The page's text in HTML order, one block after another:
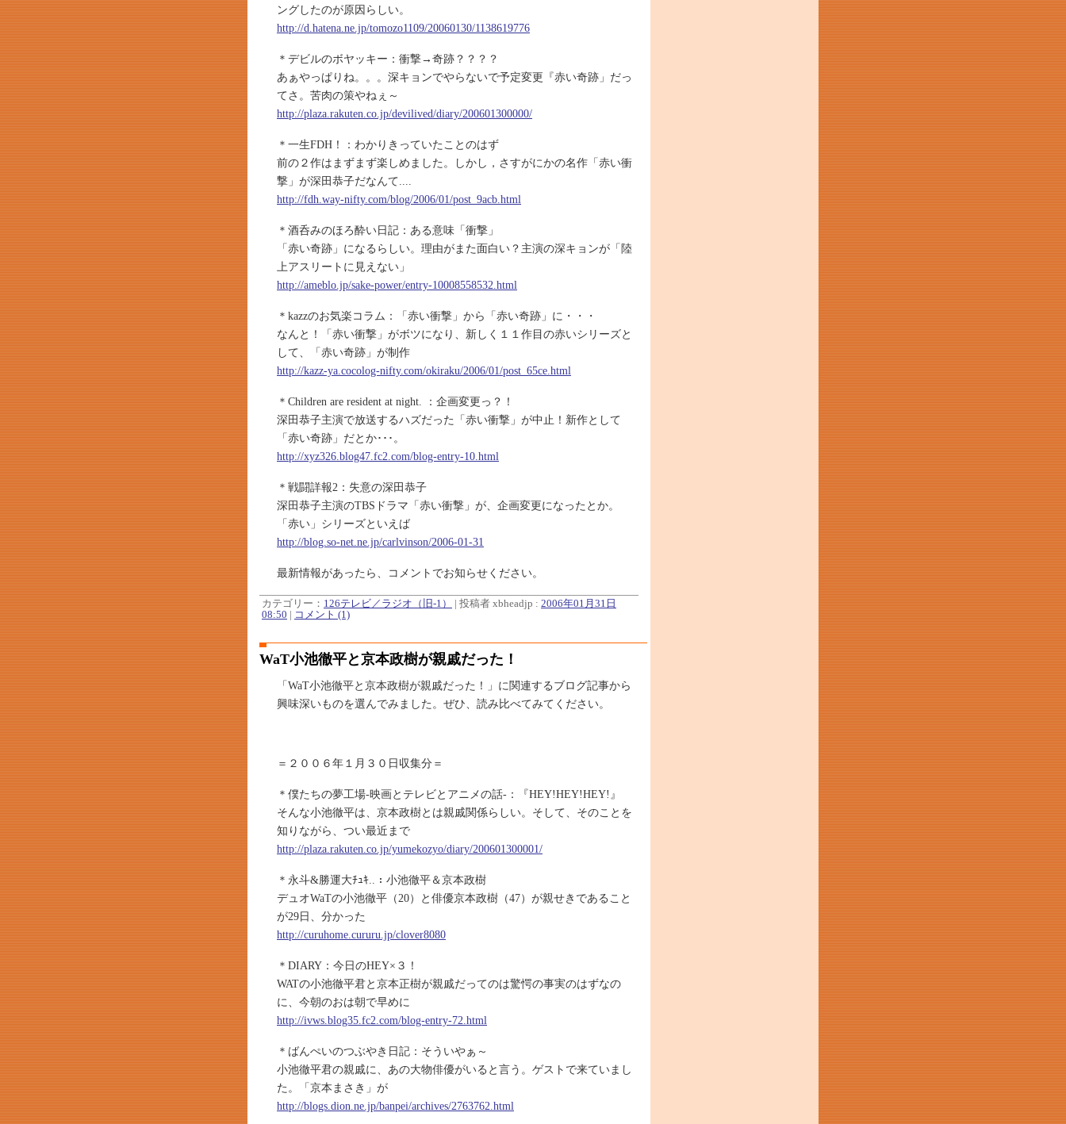
ングしたのが原因らしい。
http://d.hatena.ne.jp/tomozo1109/20060130/1138619776
＊デビルのボヤッキー：衝撃→奇跡？？？？
あぁやっぱりね。。。深キョンでやらないで予定変更『赤い奇跡」だっ
てさ。苦肉の策やねぇ～
http://plaza.rakuten.co.jp/devilived/diary/200601300000/
＊一生FDH！：わかりきっていたことのはず
前の２作はまずまず楽しめました。しかし，さすがにかの名作「赤い衝
撃」が深田恭子だなんて....
http://fdh.way-nifty.com/blog/2006/01/post_9acb.html
＊酒呑みのほろ酔い日記：ある意味「衝撃」
「赤い奇跡」になるらしい。理由がまた面白い？主演の深キョンが「陸
上アスリートに見えない」
http://ameblo.jp/sake-power/entry-10008558532.html
＊kazzのお気楽コラム：「赤い衝撃」から「赤い奇跡」に・・・
なんと！「赤い衝撃」がボツになり、新しく１１作目の赤いシリーズと
して、「赤い奇跡」が制作
http://kazz-ya.cocolog-nifty.com/okiraku/2006/01/post_65ce.html
＊Children are resident at night. ：企画変更っ？！
深田恭子主演で放送するハズだった「赤い衝撃」が中止！新作として
「赤い奇跡」だとか･･･。
http://xyz326.blog47.fc2.com/blog-entry-10.html
＊戦闘詳報2：失意の深田恭子
深田恭子主演のTBSドラマ「赤い衝撃」が、企画変更になったとか。
「赤い」シリーズといえば
http://blog.so-net.ne.jp/carlvinson/2006-01-31
最新情報があったら、コメントでお知らせください。
カテゴリー： 126テレビ／ラジオ（旧-1） | 投稿者 xbheadjp : 2006年01月31日
08:50
コメント (1)
WaT小池徹平と京本政樹が親戚だった！
「WaT小池徹平と京本政樹が親戚だった！」に関連するブログ記事から
興味深いものを選んでみました。ぜひ、読み比べてみてください。
＝２００６年１月３０日収集分＝
＊僕たちの夢工場-映画とテレビとアニメの話-：『HEY!HEY!HEY!』
そんな小池徹平は、京本政樹とは親戚関係らしい。そして、そのことを
知りながら、つい最近まで
http://plaza.rakuten.co.jp/yumekozyo/diary/200601300001/
＊永斗&勝運大ﾁｭｷ..：小池徹平＆京本政樹
デュオWaTの小池徹平（20）と俳優京本政樹（47）が親せきであること
が29日、分かった
http://curuhome.cururu.jp/clover8080
＊DIARY：今日のHEY×３！
WATの小池徹平君と京本正樹が親戚だってのは驚愕の事実のはずなの
に、今朝のおは朝で早めに
http://ivws.blog35.fc2.com/blog-entry-72.html
＊ばんぺいのつぶやき日記：そういやぁ～
小池徹平君の親戚に、あの大物俳優がいると言う。ゲストで来ていまし
た。「京本まさき」が
http://blogs.dion.ne.jp/banpei/archives/2763762.html